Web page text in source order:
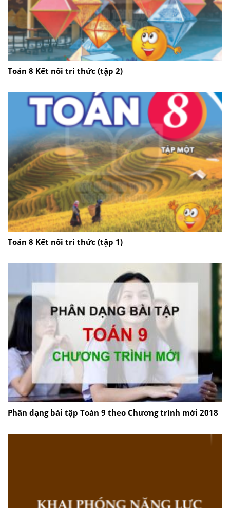
Toán 8 Kết nối tri thức (tập 2)
Toán 8 Kết nối tri thức (tập 1)
Phân dạng bài tập Toán 9 theo Chương trình mới 2018